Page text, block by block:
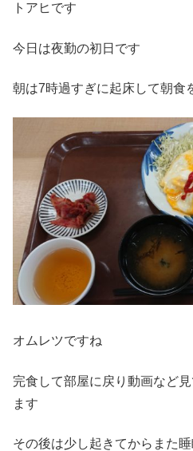
トアヒです
今日は夜勤の初日です
朝は7時過すぎに起床して朝食
オムレツですね
完食して部屋に戻り動画など
ます
その後は少し起きてからまた